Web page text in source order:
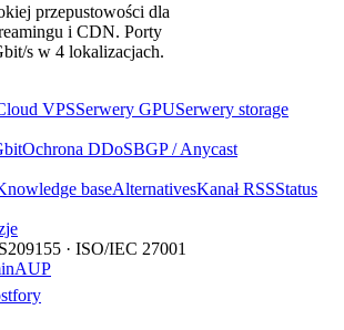
przepustowości dla
i CDN. Porty
s w 4 lokalizacjach.
VPSSerwery GPUSerwery storage
Ochrona DDoSBGP / Anycast
baseAlternativesKanał RSSStatus
· ISO/IEC 27001
AUP